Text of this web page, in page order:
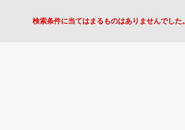
検索条件に当てはまるものはありませんでした。